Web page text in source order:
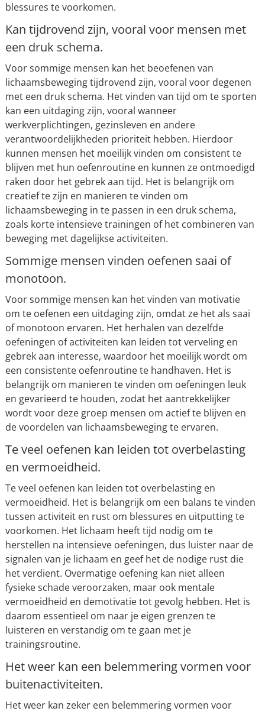
blessures te voorkomen.
Kan tijdrovend zijn, vooral voor mensen met
een druk schema.
Voor sommige mensen kan het beoefenen van
lichaamsbeweging tijdrovend zijn, vooral voor degenen
met een druk schema. Het vinden van tijd om te sporten
kan een uitdaging zijn, vooral wanneer
werkverplichtingen, gezinsleven en andere
verantwoordelijkheden prioriteit hebben. Hierdoor
kunnen mensen het moeilijk vinden om consistent te
blijven met hun oefenroutine en kunnen ze ontmoedigd
raken door het gebrek aan tijd. Het is belangrijk om
creatief te zijn en manieren te vinden om
lichaamsbeweging in te passen in een druk schema,
zoals korte intensieve trainingen of het combineren van
beweging met dagelijkse activiteiten.
Sommige mensen vinden oefenen saai of
monotoon.
Voor sommige mensen kan het vinden van motivatie
om te oefenen een uitdaging zijn, omdat ze het als saai
of monotoon ervaren. Het herhalen van dezelfde
oefeningen of activiteiten kan leiden tot verveling en
gebrek aan interesse, waardoor het moeilijk wordt om
een consistente oefenroutine te handhaven. Het is
belangrijk om manieren te vinden om oefeningen leuk
en gevarieerd te houden, zodat het aantrekkelijker
wordt voor deze groep mensen om actief te blijven en
de voordelen van lichaamsbeweging te ervaren.
Te veel oefenen kan leiden tot overbelasting
en vermoeidheid.
Te veel oefenen kan leiden tot overbelasting en
vermoeidheid. Het is belangrijk om een balans te vinden
tussen activiteit en rust om blessures en uitputting te
voorkomen. Het lichaam heeft tijd nodig om te
herstellen na intensieve oefeningen, dus luister naar de
signalen van je lichaam en geef het de nodige rust die
het verdient. Overmatige oefening kan niet alleen
fysieke schade veroorzaken, maar ook mentale
vermoeidheid en demotivatie tot gevolg hebben. Het is
daarom essentieel om naar je eigen grenzen te
luisteren en verstandig om te gaan met je
trainingsroutine.
Het weer kan een belemmering vormen voor
buitenactiviteiten.
Het weer kan zeker een belemmering vormen voor